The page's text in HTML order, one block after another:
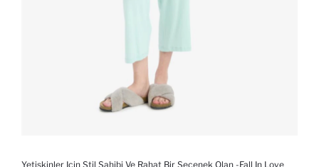
Yetişkinler Için Stil Sahibi Ve Rahat Bir Seçenek Olan -Fall In Love